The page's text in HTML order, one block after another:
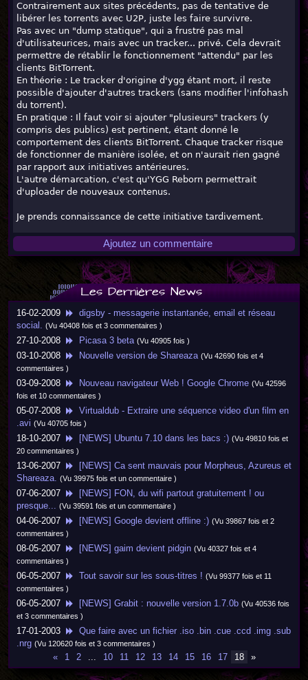
Contrairement aux sites précédents, pas de tentative de
libérer les torrents avec U2P, juste les faire survivre.
Pas avec un "dump statique", qui a frustré pas mal
d'utilisateurices, mais avec un tracker... privé. Cela devrait
permettre de rétablir le fonctionnement "attendu" par les
clients BitTorrent.
En théorie : Le tracker d'origine d'ygg étant mort, il reste
possible d'ajouter d'autres trackers (sans modifier l'infohash
du torrent).
En pratique : Il faut voir si ajouter "plusieurs" trackers (y
compris des publics) est pertinent, étant donné le
comportement des clients BitTorrent. Chaque tracker risque
de fonctionner de manière isolée, et on n'aurait rien gagné
par rapport aux initiatives antérieures.
L'autre démarcation, c'est qu'YGG Reborn permettrait
d'uploader de nouveaux contenus.
Je prends connaissance de cette initiative tardivement.
Ajoutez un commentaire
Les Dernières News
16-02-2009
digsby - messagerie instantanée, email et réseau
social. (Vu 40408 fois et 3 commentaires )
27-10-2008 Picasa 3 beta (Vu 40905 fois )
03-10-2008 Nouvelle version de Shareaza (Vu 42690 fois et 4
commentaires )
03-09-2008 Nouveau navigateur Web ! Google Chrome (Vu 42596
fois et 10 commentaires )
05-07-2008
Virtualdub - Extraire une séquence video d'un film en
.avi (Vu 40705 fois )
18-10-2007 [NEWS] Ubuntu 7.10 dans les bacs :) (Vu 49810 fois et
20 commentaires )
13-06-2007
[NEWS] Ca sent mauvais pour Morpheus, Azureus et
Shareaza. (Vu 39975 fois et un commentaire )
07-06-2007
[NEWS] FON, du wifi partout gratuitement ! ou
presque... (Vu 39591 fois et un commentaire )
04-06-2007 [NEWS] Google devient offline :) (Vu 39867 fois et 2
commentaires )
08-05-2007 [NEWS] gaim devient pidgin (Vu 40327 fois et 4
commentaires )
06-05-2007 Tout savoir sur les sous-titres ! (Vu 99377 fois et 11
commentaires )
06-05-2007 [NEWS] Grabit : nouvelle version 1.7.0b (Vu 40536 fois
et 3 commentaires )
17-01-2003
Que faire avec un fichier .iso .bin .cue .ccd .img .sub
.nrg (Vu 120620 fois et 3 commentaires )
« 1 2 ... 10 11 12 13 14 15 16 17 18 »